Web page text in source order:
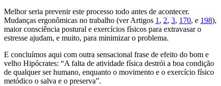
Melhor seria prevenir este processo todo antes de acontecer.
Mudanças ergonômicas no trabalho (ver Artigos 1 , 2, 3, 170, e 198),
maior consciência postural e exercícios físicos para extravasar o
estresse ajudam, e muito, para minimizar o problema.
E concluímos aqui com outra sensacional frase de efeito do bom e
velho Hipócrates: “A falta de atividade física destrói a boa condição
de qualquer ser humano, enquanto o movimento e o exercício físico
metódico o salva e o preserva”.